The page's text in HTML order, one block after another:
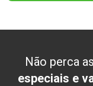
Não perca
especiais e